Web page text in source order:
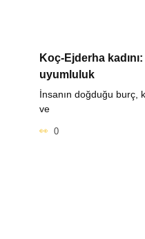
Koç-Ejderha
uyumluluk
İnsanın doğduğu burç,
ve
0